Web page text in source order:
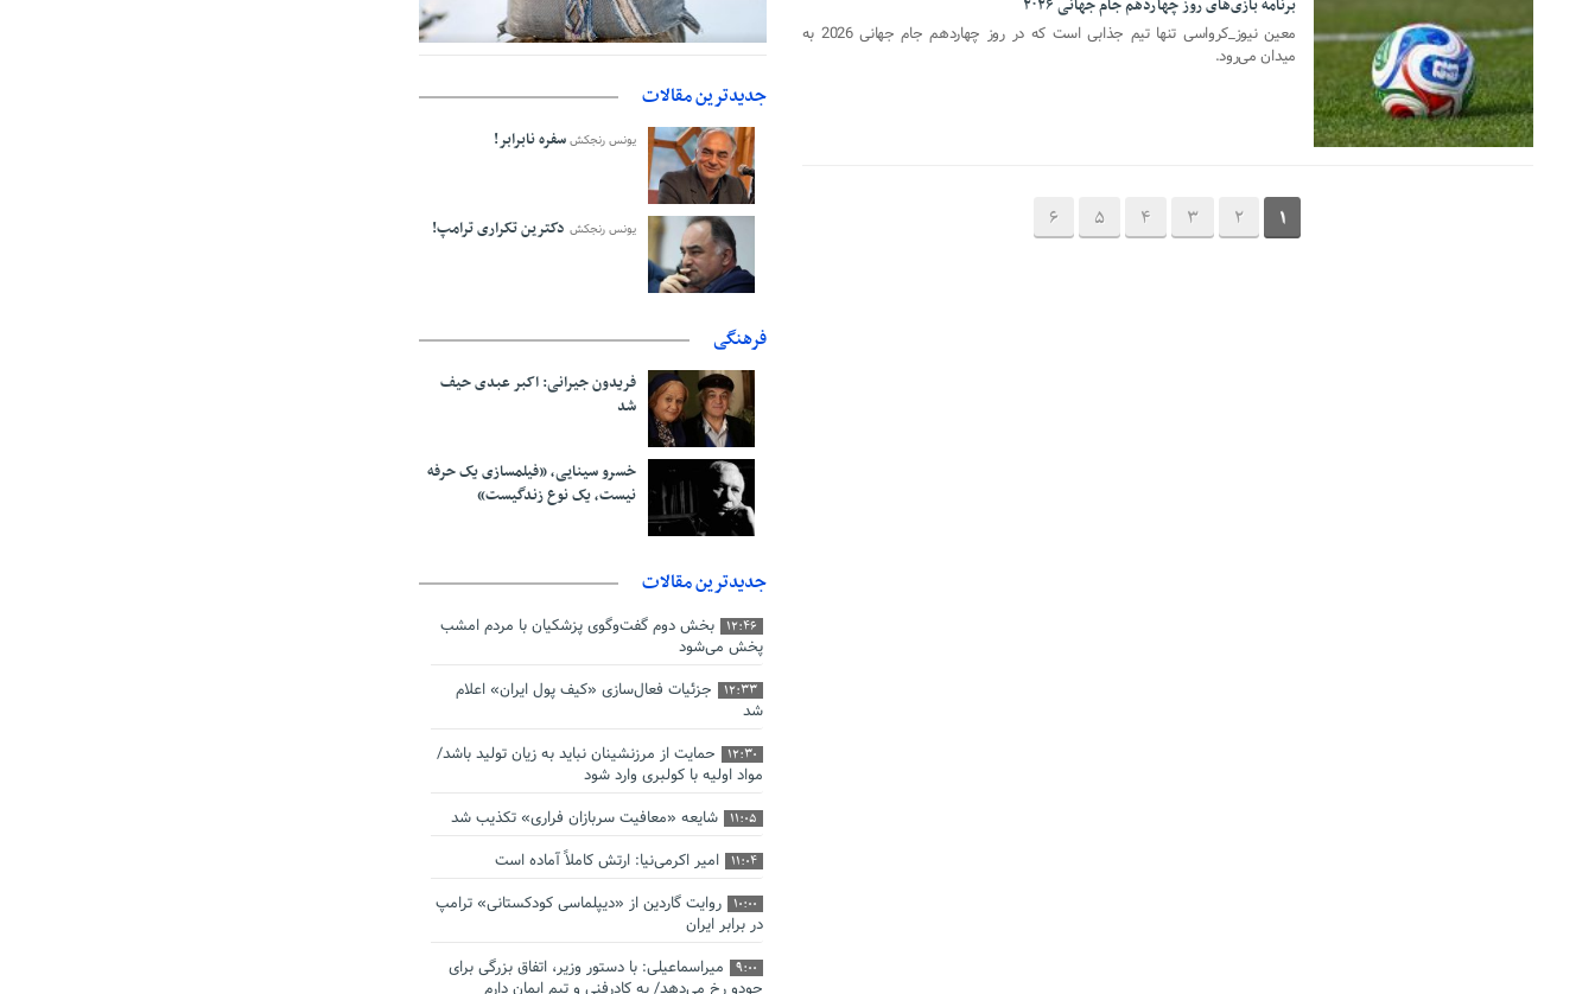
23 ژوئن 2026
برنامه بازی‌های روز چهاردهم جام جهانی ۲۰۲۶
معین نیوز_کرواسی تنها تیم جذابی است که در روز چهاردهم جام جهانی 2026 به
میدان می‌رود.
1
2
3
4
5
6
اولیه با کولبری وارد شود
جدیدترین مقالات
یونس رنجکشسفره نابرابر!
یونس رنجکش دکترین تکراری ترامپ!
فرهنگی
فریدون جیرانی: اکبر عبدی حیف
شد
خسرو سینایی، «فیلمسازی یک حرفه
نیست، یک نوع زندگیست»
جدیدترین مقالات
12:46
بخش دوم گفت‌وگوی پزشکیان با مردم امشب
پخش می‌شود
12:33
جزئیات فعال‌سازی «کیف پول ایران» اعلام
شد
12:30
حمایت از مرزنشینان نباید به زیان تولید باشد/
مواد اولیه با کولبری وارد شود
11:05 شایعه «معافیت سربازان فراری» تکذیب شد
11:04 امیر اکرمی‌نیا: ارتش کاملاً آماده است
10:00
روایت گاردین از «دیپلماسی کودکستانی» ترامپ
در برابر ایران
9:00
میراسماعیلی: با دستور وزیر، اتفاق بزرگی برای